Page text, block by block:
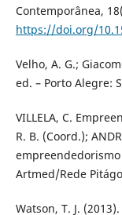
Contemporânea,
https://doi.org/
Velho, A. G.;
ed. – Porto Alegre:
VILLELA, C.
R. B. (Coord.);
Artmed/Rede
Watson, T. J.